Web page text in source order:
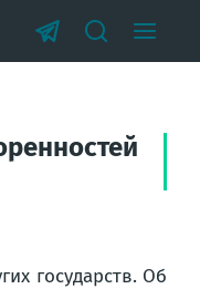
государств. Об